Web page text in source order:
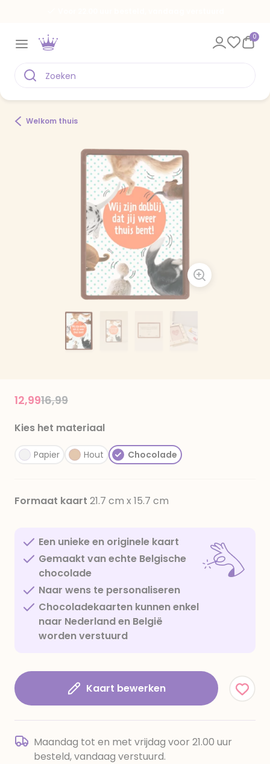
0
Welkom thuis
Price reduced from
16,99to
12,99
Kies het materiaal
Papier Hout Chocolade
Formaat kaart 21.7 cm x 15.7 cm
Een unieke en originele kaart
Gemaakt van echte Belgische
chocolade
Naar wens te personaliseren
Chocoladekaarten kunnen enkel
naar Nederland en België
worden verstuurd
Kaart bewerken
Maandag tot en met vrijdag voor 21.00 uur
besteld, vandaag verstuurd.